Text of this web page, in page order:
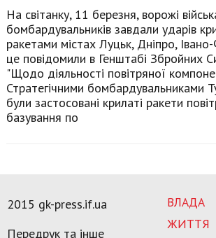
На світанку, 11 березня, ворожі
бомбардувальників завдали ударів
ракетами містах Луцьк, Дніпро,
це повідомили в Генштабі Збройних
"Щодо діяльності повітряної
Стратегічними
були застосовані крилаті ракети
базування по
ВЛАДА
ЖИТТЯ
2015 gk-press.if.ua
Передрук та інше